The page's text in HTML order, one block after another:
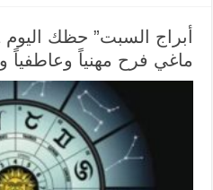
ماغي فرح مهنياً وعاطفياً